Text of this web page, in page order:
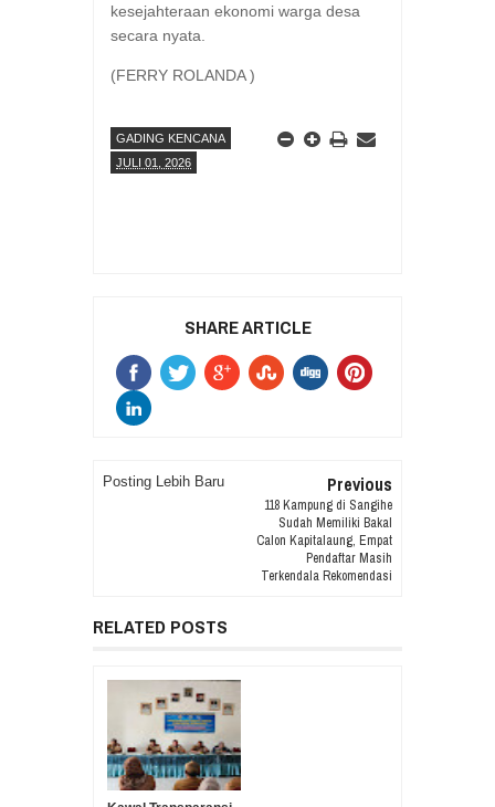
kesejahteraan ekonomi warga desa
secara nyata.
(FERRY ROLANDA )
GADING KENCANA
JULI 01, 2026
SHARE ARTICLE
Posting Lebih Baru Previous
118 Kampung di Sangihe
Sudah Memiliki Bakal
Calon Kapitalaung, Empat
Pendaftar Masih
Terkendala Rekomendasi
RELATED POSTS